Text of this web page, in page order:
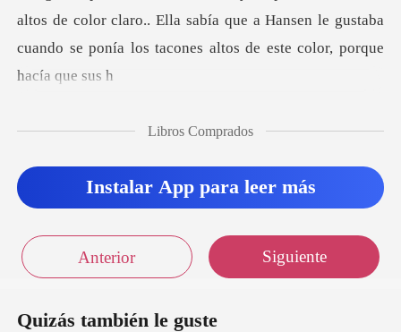
Salir
Instalar APP
altos de color claro.. Ella sabía que a Hansen le
Libros Comprados
Instalar App para leer más
Anterior Siguiente
Quizás también le guste